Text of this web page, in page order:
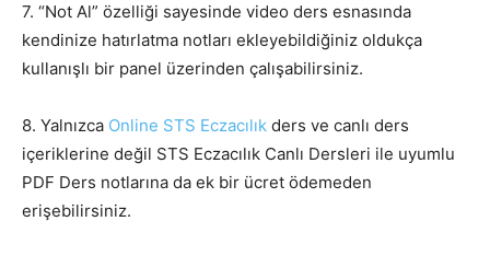
7. “Not Al” özelliği sayesinde video ders esnasında
kendinize hatırlatma notları ekleyebildiğiniz oldukça
kullanışlı bir panel üzerinden çalışabilirsiniz.
8. Yalnızca Online STS Eczacılık ders ve canlı ders
içeriklerine değil STS Eczacılık Canlı Dersleri ile uyumlu
PDF Ders notlarına da ek bir ücret ödemeden
erişebilirsiniz.